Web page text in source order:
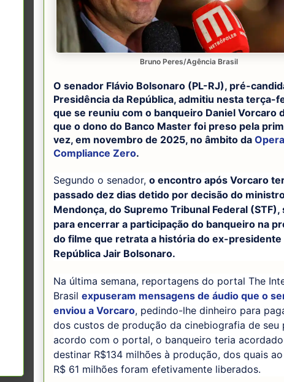
Bruno Peres/Agência Brasil
O senador Flávio Bolsonaro (PL-RJ), pré-
Presidência da República, admitiu nesta terça-
que se reuniu com o banqueiro Daniel Vorcaro
que o dono do Banco Master foi preso pela
vez, em novembro de 2025, no âmbito da
Compliance Zero.
Segundo o senador, o encontro após Vorcaro
passado dez dias detido por decisão do
Mendonça, do Supremo Tribunal Federal (STF),
para encerrar a participação do banqueiro na
do filme que retrata a história do ex-presidente
República Jair Bolsonaro.
Na última semana, reportagens do portal The
Brasil expuseram mensagens de áudio que o
enviou a Vorcaro, pedindo-lhe dinheiro para
dos custos de produção da cinebiografia de seu
acordo com o portal, o banqueiro teria acordado
destinar R$134 milhões à produção, dos quais
R$ 61 milhões foram efetivamente liberados.